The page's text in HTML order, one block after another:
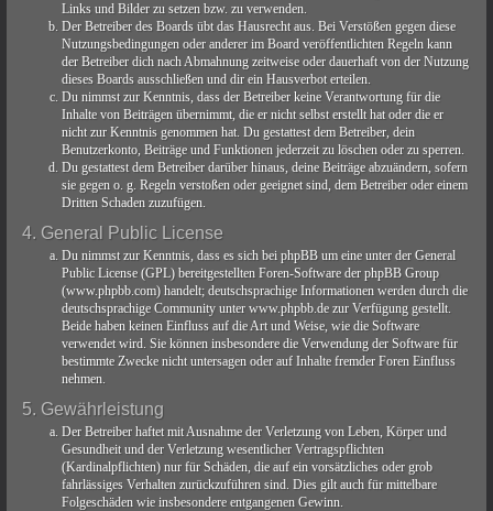
Links und Bilder zu setzen bzw. zu verwenden.
Der Betreiber des Boards übt das Hausrecht aus. Bei Verstößen gegen diese
Nutzungsbedingungen oder anderer im Board veröffentlichten Regeln kann
der Betreiber dich nach Abmahnung zeitweise oder dauerhaft von der Nutzung
dieses Boards ausschließen und dir ein Hausverbot erteilen.
Du nimmst zur Kenntnis, dass der Betreiber keine Verantwortung für die
Inhalte von Beiträgen übernimmt, die er nicht selbst erstellt hat oder die er
nicht zur Kenntnis genommen hat. Du gestattest dem Betreiber, dein
Benutzerkonto, Beiträge und Funktionen jederzeit zu löschen oder zu sperren.
Du gestattest dem Betreiber darüber hinaus, deine Beiträge abzuändern, sofern
sie gegen o. g. Regeln verstoßen oder geeignet sind, dem Betreiber oder einem
Dritten Schaden zuzufügen.
4. General Public License
Du nimmst zur Kenntnis, dass es sich bei phpBB um eine unter der General
Public License (GPL) bereitgestellten Foren-Software der phpBB Group
(www.phpbb.com) handelt; deutschsprachige Informationen werden durch die
deutschsprachige Community unter www.phpbb.de zur Verfügung gestellt.
Beide haben keinen Einfluss auf die Art und Weise, wie die Software
verwendet wird. Sie können insbesondere die Verwendung der Software für
bestimmte Zwecke nicht untersagen oder auf Inhalte fremder Foren Einfluss
nehmen.
5. Gewährleistung
Der Betreiber haftet mit Ausnahme der Verletzung von Leben, Körper und
Gesundheit und der Verletzung wesentlicher Vertragspflichten
(Kardinalpflichten) nur für Schäden, die auf ein vorsätzliches oder grob
fahrlässiges Verhalten zurückzuführen sind. Dies gilt auch für mittelbare
Folgeschäden wie insbesondere entgangenen Gewinn.